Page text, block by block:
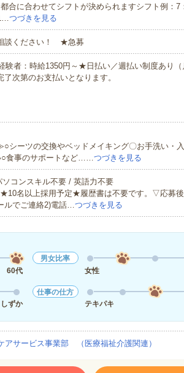
に合わせてシフトが決められますシフト例：7
つづきを見る
談ください！ ★急募
者：時給1350円～★日払い／週払い制度あり（
次第のお支払いとなります。
シーツの交換やベッドメイキング〇お手洗い・
○食事のサポートなど……つづきを見る
コンスキル不要 / 英語力不要
名以上採用予定★履歴書は不要です。▽応募後
ルでご連絡2)電話…つづきを見る
60代
男女比率
女性
しずか
仕事の仕方
テキパキ
サービス事業部 （医療福祉介護関連）